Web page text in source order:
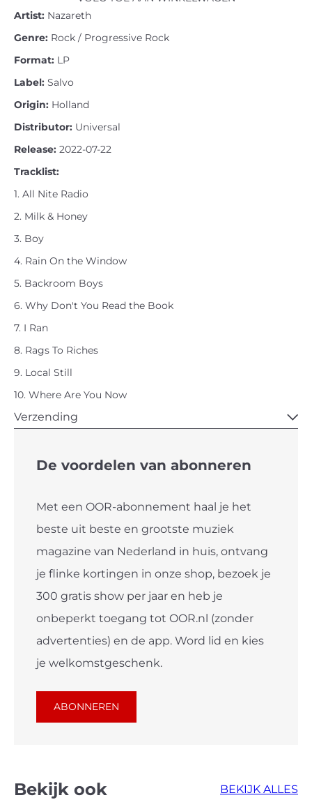
Artist: Nazareth
Genre: Rock / Progressive Rock
Format: LP
Label: Salvo
Origin: Holland
Distributor: Universal
Release: 2022-07-22
Tracklist:
1. All Nite Radio
2. Milk & Honey
3. Boy
4. Rain On the Window
5. Backroom Boys
6. Why Don't You Read the Book
7. I Ran
8. Rags To Riches
9. Local Still
10. Where Are You Now
Verzending
De voordelen van abonneren
Met een OOR-abonnement haal je het
beste uit beste en grootste muziek
magazine van Nederland in huis, ontvang
je flinke kortingen in onze shop, bezoek je
300 gratis show per jaar en heb je
onbeperkt toegang tot OOR.nl (zonder
advertenties) en de app. Word lid en kies
je welkomstgeschenk.
ABONNEREN
Bekijk ook BEKIJK ALLES